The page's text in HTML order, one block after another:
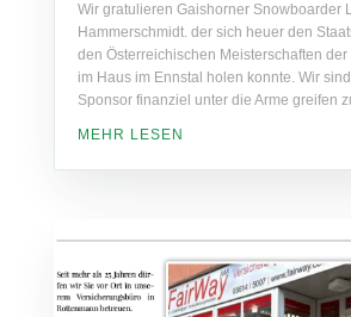
Wir gratulieren Gaishorner Snowboarder
Hammerschmidt. der sich heuer den
den Österreichischen Meisterschaften
im Haus im Ennstal holen konnte. Wir
Sponsor finanziel unter die Arme greifen
MEHR LESEN